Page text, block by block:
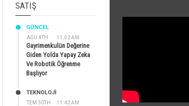
SATIŞ
AĞU 4TH 11:02 AM
GÜNCEL
Gayrimenkulün Değerine
Giden Yolda Yapay Zeka
Ve Robotik Öğrenme
Başlıyor
TEM 30TH 11:42 AM
TEKNOLOJİ